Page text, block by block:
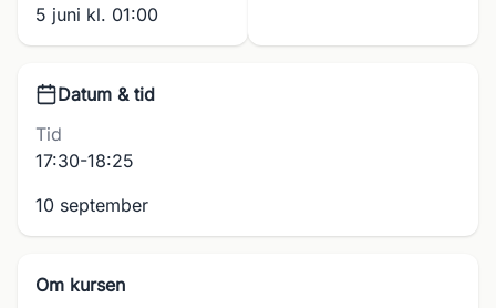
5 juni kl. 01:00
Datum & tid
Tid
17:30-18:25
10 september
Om kursen